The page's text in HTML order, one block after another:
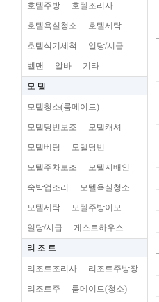
호텔주방 호텔조리사
호텔욕실청소 호텔세탁
호텔식기세척 일당/시급
벨맨 알바 기타
모 텔
모텔청소(룸메이드)
모텔당번보조 모텔캐셔
모텔베팅 모텔당번
모텔주차보조 모텔지배인
숙박업조리 모텔욕실청소
모텔세탁 모텔주방이모
일당/시급 게스트하우스
리 조 트
리조트조리사 리조트주방장
리조트주 룸메이드(청소)